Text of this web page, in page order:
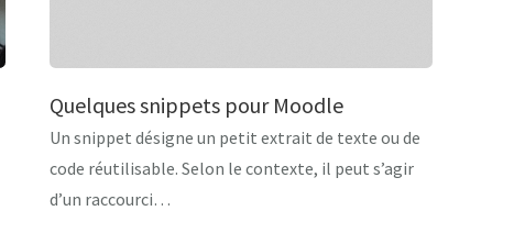
Quelques snippets pour Moodle
Un snippet désigne un petit extrait de texte ou de
code réutilisable. Selon le contexte, il peut s’agir
d’un raccourci…